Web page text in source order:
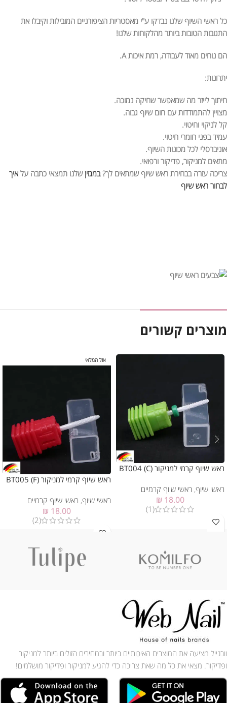
כל ראשי השיוף שלנו נבדקו ע"י מאסטריות הציפורניים המובילות וקיבלו את
התגובות הטובות ביותר מהלקוחות שלנו!
הם נוחים מאוד לעבודה, רמת איכות A.
יתרונות:
חיתוך לייזר מה שמאפשר שחיקה נמוכה.
מצויין להתמודדות עם חום שיוף גבוה.
קל לניקוי וחיטוי.
עמיד בפני חומרי חיטוי.
אוניברסלי לכל מכונות השיוף.
מתאים למניקור, פדיקור ורפואי.
צריכה עזרה בבחירת ראש שיוף שמתאים לך?במגזיןשלנו תמצאי כתבה על איך
לבחור ראש שיוף
מוצרים קשורים
ראש שיוף קרמי למניקור (BT004 (C
ראשי שיוף, ראשי שיוף קרמיים
₪ 18.00
(1)
אזל המלאי
ראש שיוף קרמי למניקור BT005 (F)
ראשי שיוף, ראשי שיוף קרמיים
₪ 18.00
(2)
וובנייל מציעה את המוצרים האיכותיים ביותר ובמחירים הזולים ביותר למניקור
ופדיקור. מצאי את כל מה שאת צריכה כדי להגיע למניקור ופדיקור מושלמים!